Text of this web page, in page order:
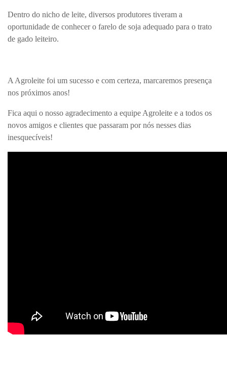
Dentro do nicho de leite, diversos produtores tiveram a
oportunidade de conhecer o farelo de soja adequado para o trato
de gado leiteiro.
A Agroleite foi um sucesso e com certeza, marcaremos presença
nos próximos anos!
Fica aqui o nosso agradecimento a equipe Agroleite e a todos os
novos amigos e clientes que passaram por nós nesses dias
inesquecíveis!